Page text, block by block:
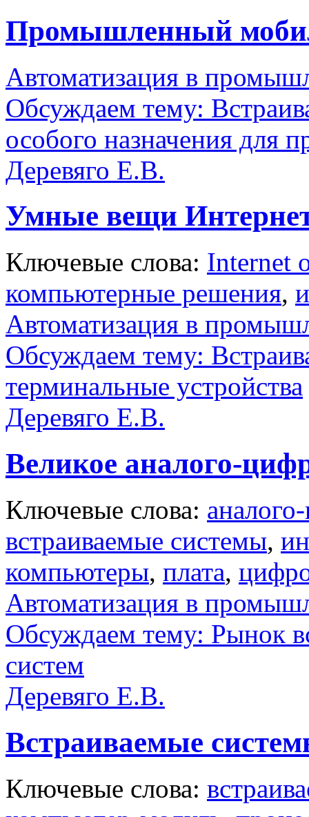
Промышленный
Автоматизация в
Обсуждаем тему:
особого назначения для
Деревяго Е.В.
Умные вещи
Ключевые слова: Internet
компьютерные решения,
Автоматизация в
Обсуждаем тему:
терминальные устройства
Деревяго Е.В.
Великое аналого-
Ключевые слова:
встраиваемые системы,
компьютеры, плата,
Автоматизация в
Обсуждаем тему: Рынок
систем
Деревяго Е.В.
Встраиваемые
Ключевые слова: